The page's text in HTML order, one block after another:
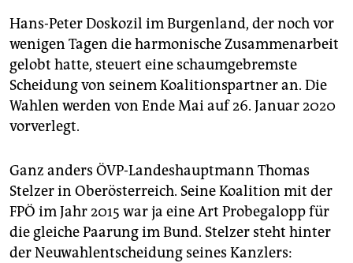
Hans-Peter Doskozil im Burgenland, der noch vor
wenigen Tagen die harmonische Zusammenarbeit
gelobt hatte, steuert eine schaumgebremste
Scheidung von seinem Koalitionspartner an. Die
Wahlen werden von Ende Mai auf 26. Januar 2020
vorverlegt.
Ganz anders ÖVP-Landeshauptmann Thomas
Stelzer in Oberösterreich. Seine Koalition mit der
FPÖ im Jahr 2015 war ja eine Art Probegalopp für
die gleiche Paarung im Bund. Stelzer steht hinter
der Neuwahlentscheidung seines Kanzlers: